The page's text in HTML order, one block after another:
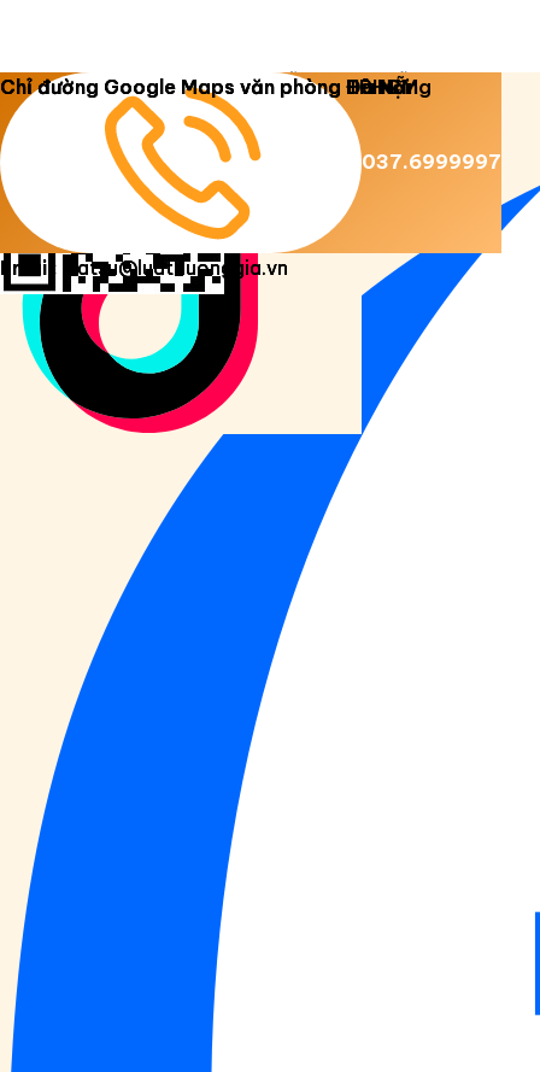
Copyright 2026 © Luật Dương Gia